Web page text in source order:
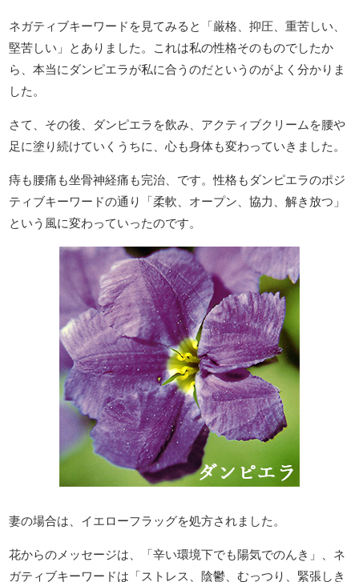
ネガティブキーワードを見てみると「厳格、抑圧、重苦しい、
堅苦しい」とありました。これは私の性格そのものでしたか
ら、本当にダンピエラが私に合うのだというのがよく分かりま
した。
さて、その後、ダンピエラを飲み、アクティブクリームを腰や
足に塗り続けていくうちに、心も身体も変わっていきました。
痔も腰痛も坐骨神経痛も完治、です。性格もダンピエラのポジ
ティブキーワードの通り「柔軟、オープン、協力、解き放つ」
という風に変わっていったのです。
妻の場合は、イエローフラッグを処方されました。
花からのメッセージは、「辛い環境下でも陽気でのんき」、ネ
ガティブキーワードは「ストレス、陰鬱、むっつり、緊張しき